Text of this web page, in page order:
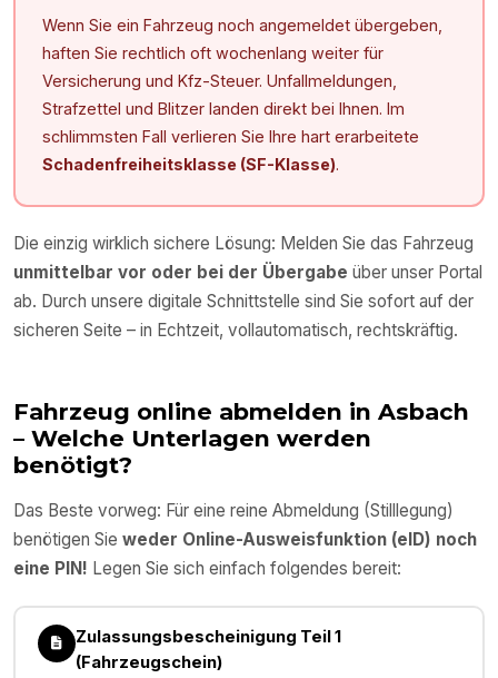
Wenn Sie ein Fahrzeug noch angemeldet übergeben,
haften Sie rechtlich oft wochenlang weiter für
Versicherung und Kfz-Steuer. Unfallmeldungen,
Strafzettel und Blitzer landen direkt bei Ihnen. Im
schlimmsten Fall verlieren Sie Ihre hart erarbeitete
Schadenfreiheitsklasse (SF-Klasse).
Die einzig wirklich sichere Lösung: Melden Sie das Fahrzeug
unmittelbar vor oder bei der Übergabe über unser Portal
ab. Durch unsere digitale Schnittstelle sind Sie sofort auf der
sicheren Seite – in Echtzeit, vollautomatisch, rechtskräftig.
Fahrzeug online abmelden in Asbach
– Welche Unterlagen werden
benötigt?
Das Beste vorweg: Für eine reine Abmeldung (Stilllegung)
benötigen Sie weder Online-Ausweisfunktion (eID) noch
eine PIN! Legen Sie sich einfach folgendes bereit:
Zulassungsbescheinigung Teil 1
(Fahrzeugschein)